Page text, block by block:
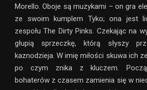
Morello. Oboje są muzykami – on gra
ze swoim kumplem Tyko; ona jest
zespołu The Dirty Pinks. Czekając na
głupią sprzeczkę, którą słyszy
kaznodzieja. W imię miłości skuwa ich
po czym znika z kluczem.
bohaterów z czasem zamienia się w